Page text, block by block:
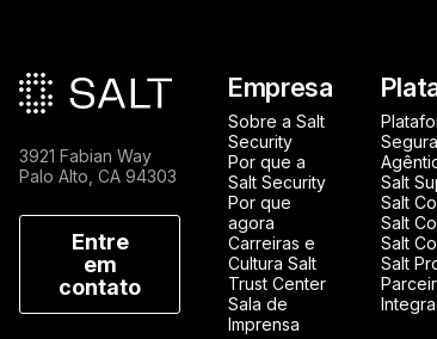
Rodapé principal
3921 Fabian Way
Palo Alto, CA 94303
Entre
em
contato
Empresa
Sobre a Salt
Security
Por que a
Salt Security
Por que
agora
Carreiras e
Cultura Salt
Trust Center
Sala de
Imprensa
Salt
Salt
Salt
Salt
Salt